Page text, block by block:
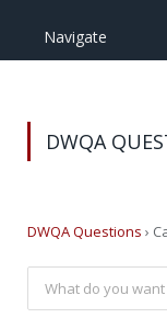
Navigate
DWQA
DWQA Questions ›